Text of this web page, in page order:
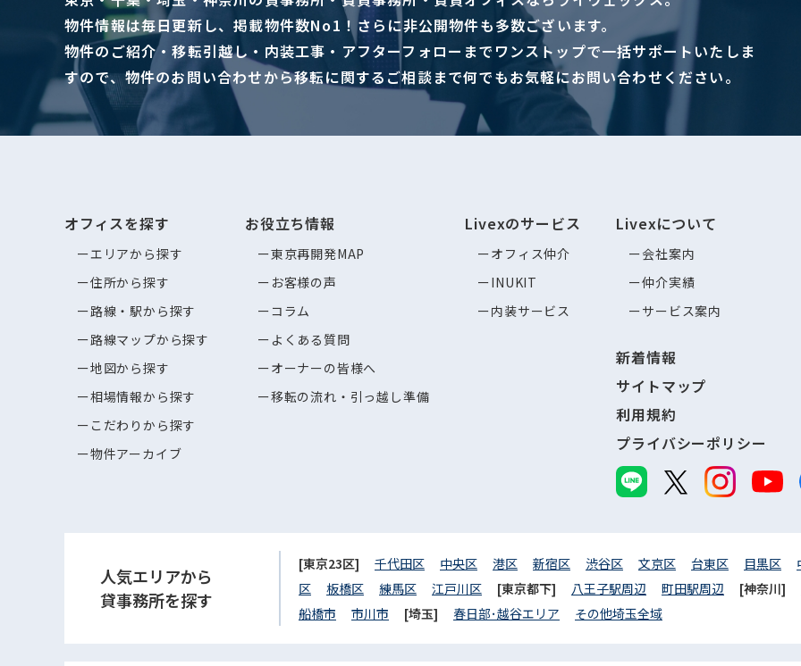
物件情報は毎日更新し、掲載物件数No1！さらに非公開物件も多数ございます。
物件のご紹介・移転引越し・内装工事・アフターフォローまでワンストップで一括サポートいたしま
すので、物件のお問い合わせから移転に関するご相談まで何でもお気軽にお問い合わせください。
オフィスを探す
エリアから探す
住所から探す
路線・駅から探す
路線マップから探す
地図から探す
相場情報から探す
こだわりから探す
物件アーカイブ
お役立ち情報
東京再開発MAP
お客様の声
コラム
よくある質問
オーナーの皆様へ
移転の流れ・引っ越し準備
Livexのサービス
オフィス仲介
INUKIT
内装サービス
Livexについて
会社案内
仲介実績
サービス案内
新着情報
サイトマップ
利用規約
プライバシーポリシー
人気エリアから
貸事務所を探す
[東京23区] 千代田区 中央区 港区 新宿区 渋谷区 文京区 台東区 目黒区
区
板橋区 練馬区 江戸川区 [東京都下] 八王子駅周辺 町田駅周辺 [神奈川]
船橋市
市川市 [埼玉] 春日部･越谷エリア その他埼玉全域